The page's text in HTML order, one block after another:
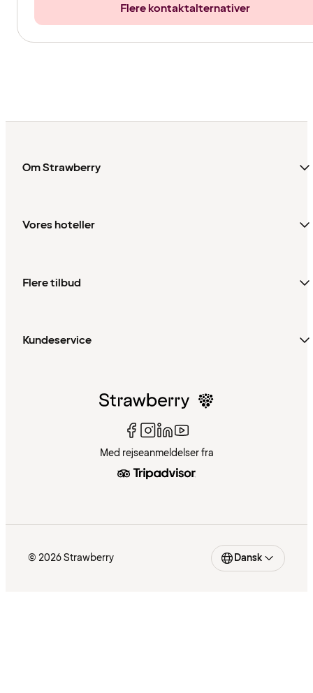
Flere kontaktalternativer
Om Strawberry
Vores hoteller
Flere tilbud
Kundeservice
Med rejseanmeldelser fra
© 2026 Strawberry Dansk